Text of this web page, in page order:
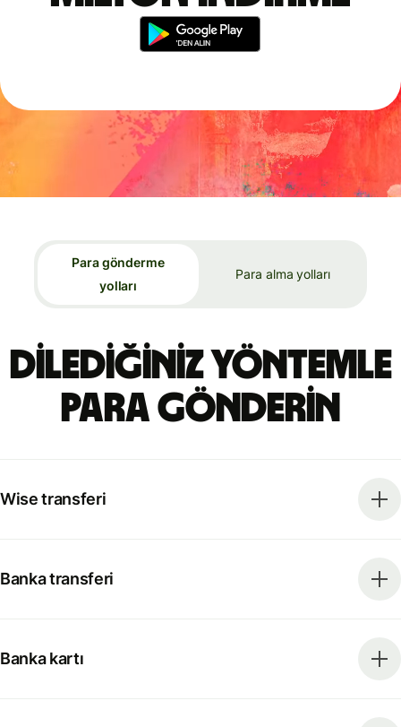
Para gönderme
yolları
Para alma yolları
Dilediğiniz yöntemle
para gönderin
Wise transferi
Banka transferi
Banka kartı